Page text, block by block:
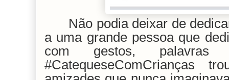
Não podia deixar de
a uma grande pessoa que
com gestos,
#CatequeseComCrianças